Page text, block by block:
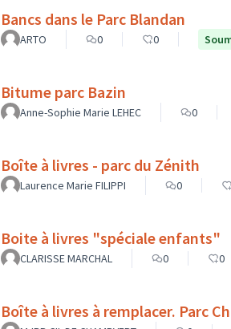
Bancs dans le Parc Blandan
ARTO 0 0
Bitume parc Bazin
Anne-Sophie Marie LEHEC 0
Boîte à livres - parc du Zénith
Laurence Marie FILIPPI 0
Boite à livres "spéciale enfants"
CLARISSE MARCHAL 0 0